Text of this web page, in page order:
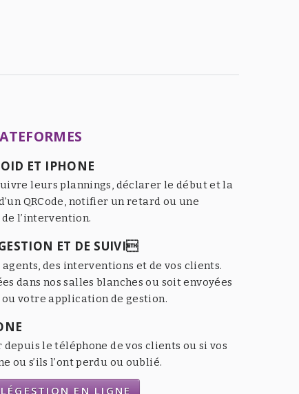
ET IPHONE
leurs plannings, déclarer le début et la
QRCode, notifier un retard ou une
l’intervention.
ET DE SUIVI
des interventions et de vos clients.
dans nos salles blanches ou soit envoyées
votre application de gestion.
le téléphone de vos clients ou si vos
ou s’ils l’ont perdu ou oublié.
EN LIGNE